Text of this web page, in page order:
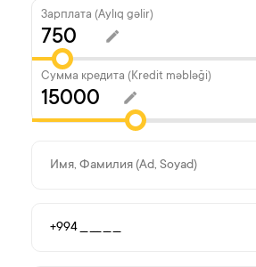
Зарплата (Aylıq gəlir)
Сумма кредита (Kredit məbləği)